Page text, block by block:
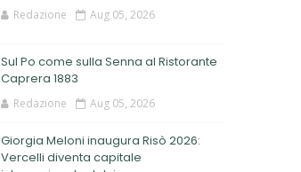
Redazione Aug 05, 2026
Sul Po come sulla Senna al Ristorante
Caprera 1883
Redazione Aug 05, 2026
Giorgia Meloni inaugura Risò 2026:
Vercelli diventa capitale